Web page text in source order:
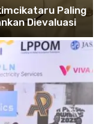
Paling
Dievaluasi